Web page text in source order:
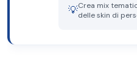
💡Crea mix
delle skin di